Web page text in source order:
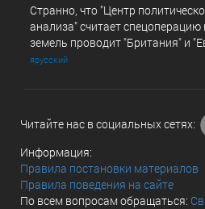
Странно, что "Центр
анализа" считает спецоперацию
земель проводит "Британия" и
ярусский
Читайте нас в социальных сетях:
Информация:
Правила постановки материалов
Правила поведения на сайте
По всем вопросам обращаться: